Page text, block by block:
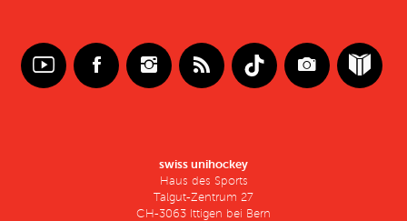
swiss unihockey
Haus des Sports
Talgut-Zentrum 27
CH-3063 Ittigen bei Bern